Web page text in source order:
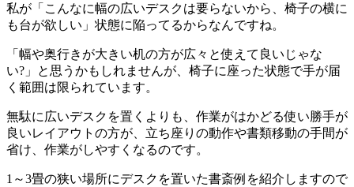
私が「こんなに幅の広いデスクは要らないから、椅子の横に
も台が欲しい」状態に陥ってるからなんですね。
「幅や奥行きが大きい机の方が広々と使えて良いじゃな
い?」と思うかもしれませんが、椅子に座った状態で手が届
く範囲は限られています。
無駄に広いデスクを置くよりも、作業がはかどる使い勝手が
良いレイアウトの方が、立ち座りの動作や書類移動の手間が
省け、作業がしやすくなるのです。
1～3畳の狭い場所にデスクを置いた書斎例を紹介しますので